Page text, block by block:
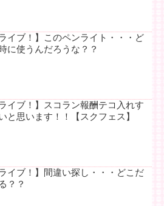
ライブ！】このペンライト・・・ど
に使うんだろうな？？
ライブ！】スコラン報酬テコ入れす
と思います！！【スクフェス】
ライブ！】間違い探し・・・どこだ
？？